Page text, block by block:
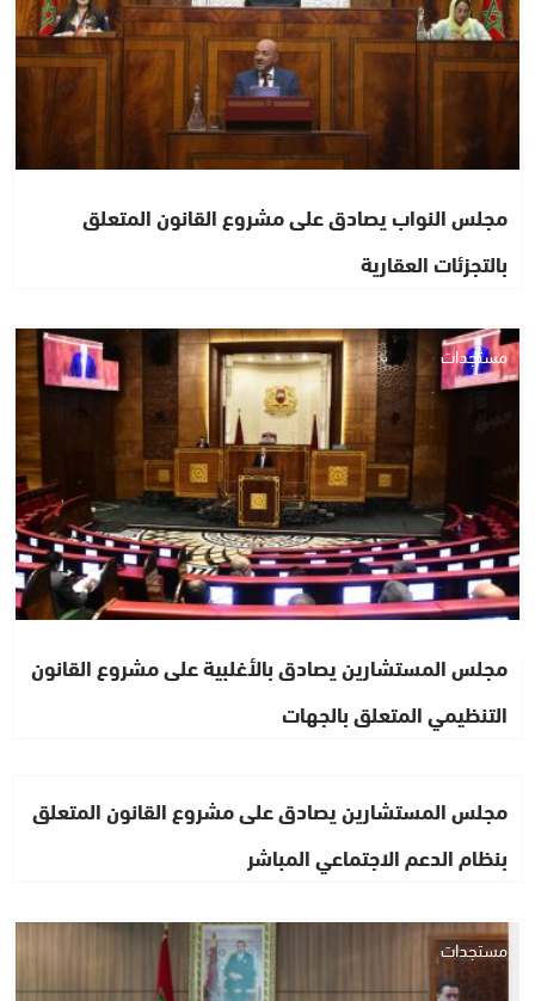
مجلس النواب يصادق على مشروع القانون المتعلق
بالتجزئات العقارية
مستجدات
مجلس المستشارين يصادق بالأغلبية على مشروع القانون
التنظيمي المتعلق بالجهات
مجلس المستشارين يصادق على مشروع القانون المتعلق
بنظام الدعم الاجتماعي المباشر
مستجدات